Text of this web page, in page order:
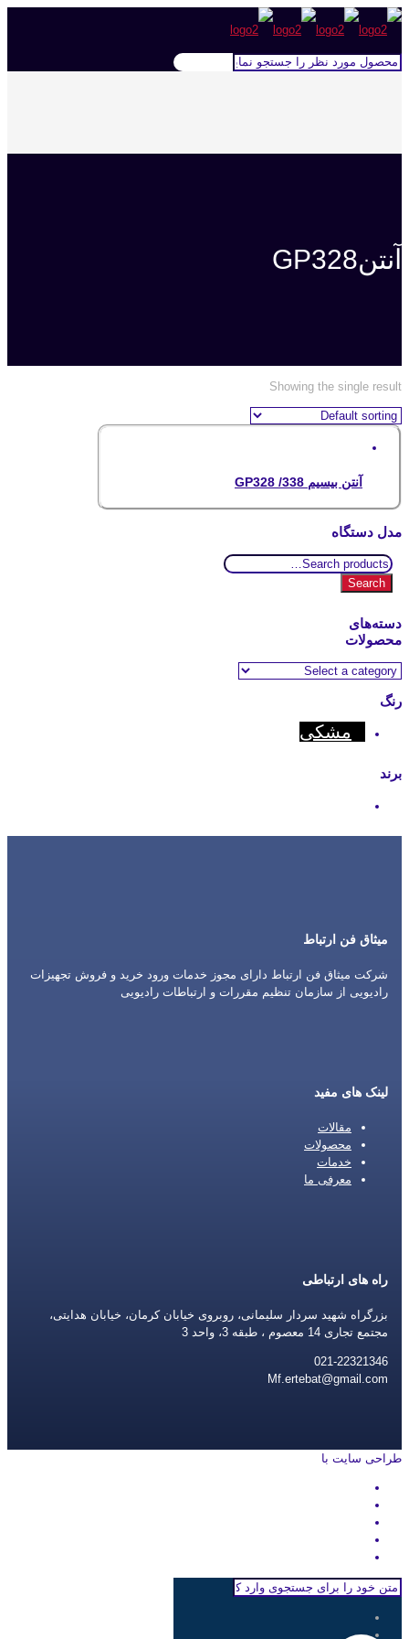
آنتنGP328
Showing the single result
آنتن بیسیم GP328 /338
مدل دستگاه
Search
for:
Search
دسته‌های
محصولات
رنگ
مشکی
برند
میثاق فن ارتباط
شرکت میثاق فن ارتباط دارای مجوز خدمات ورود خرید و فروش تجهیزات
رادیویی از سازمان تنظیم مقررات و ارتباطات رادیویی
لینک های مفید
مقالات
محصولات
خدمات
معرفی ما
راه های ارتباطی
بزرگراه شهید سردار سلیمانی، روبروی خیابان کرمان، خیابان هدایتی،
مجتمع تجاری 14 معصوم ، طبقه 3، واحد 3
021-22321346
Mf.ertebat@gmail.com
طراحی سایت با